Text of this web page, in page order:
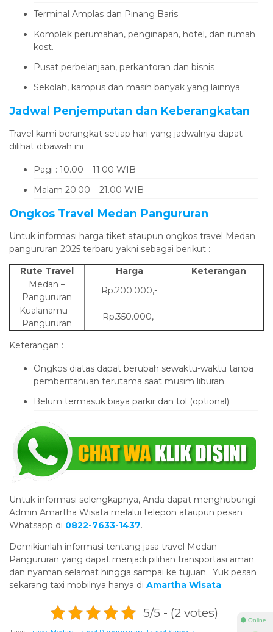
Terminal Amplas dan Pinang Baris
Komplek perumahan, penginapan, hotel, dan rumah
kost.
Pusat perbelanjaan, perkantoran dan bisnis
Sekolah, kampus dan masih banyak yang lainnya
Jadwal Penjemputan dan Keberangkatan
Travel kami berangkat setiap hari yang jadwalnya dapat
dilihat dibawah ini :
Pagi : 10.00 – 11.00 WIB
Malam 20.00 – 21.00 WIB
Ongkos Travel Medan Pangururan
Untuk informasi harga tiket ataupun ongkos travel Medan
pangururan 2025 terbaru yakni sebagai berikut :
Rute Travel
Harga
Keterangan
Medan –
Pangururan
Rp.200.000,-
Kualanamu –
Pangururan
Rp.350.000,-
Keterangan :
Ongkos diatas dapat berubah sewaktu-waktu tanpa
pemberitahuan terutama saat musim liburan.
Belum termasuk biaya parkir dan tol (optional)
Untuk informasi selengkapnya, Anda dapat menghubungi
Admin Amartha Wisata melalui telepon ataupun pesan
Whatsapp di 0822-7633-1437.
Demikianlah informasi tentang jasa travel Medan
Pangururan yang dapat menjadi pilihan transportasi aman
dan nyaman selamat hingga sampai ke tujuan. Yuk pesan
sekarang taxi mobilnya hanya di Amartha Wisata.
5/5 - (2 votes)
⚫ Online